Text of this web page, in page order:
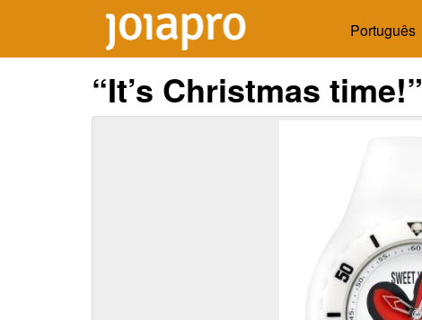
Português
“It’s Christmas time!”